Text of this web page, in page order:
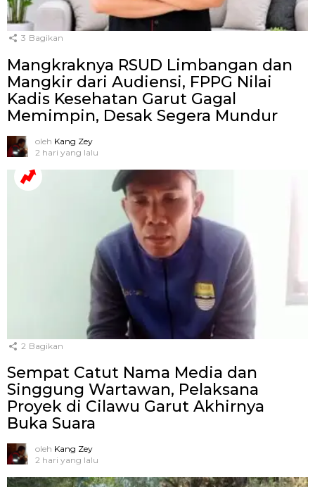
3 Bagikan
Mangkraknya RSUD Limbangan dan
Mangkir dari Audiensi, FPPG Nilai
Kadis Kesehatan Garut Gagal
Memimpin, Desak Segera Mundur
oleh Kang Zey
2 hari yang lalu
2 Bagikan
Sempat Catut Nama Media dan
Singgung Wartawan, Pelaksana
Proyek di Cilawu Garut Akhirnya
Buka Suara
oleh Kang Zey
2 hari yang lalu